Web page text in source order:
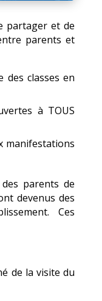
partager et de
parents et
classes en
à TOUS
manifestations
parents de
devenus des
Ces
de la visite du